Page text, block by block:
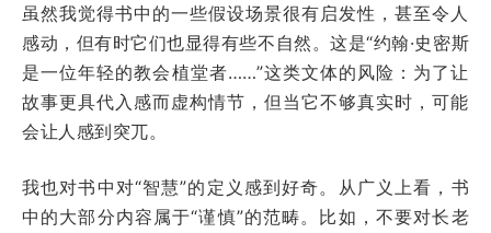
虽然我觉得书中的一些假设场景很有启发性，甚至令人
感动，但有时它们也显得有些不自然。这是“约翰·史密斯
是一位年轻的教会植堂者……”这类文体的风险：为了让
故事更具代入感而虚构情节，但当它不够真实时，可能
会让人感到突兀。
我也对书中对“智慧”的定义感到好奇。从广义上看，书
中的大部分内容属于“谨慎”的范畴。比如，不要对长老